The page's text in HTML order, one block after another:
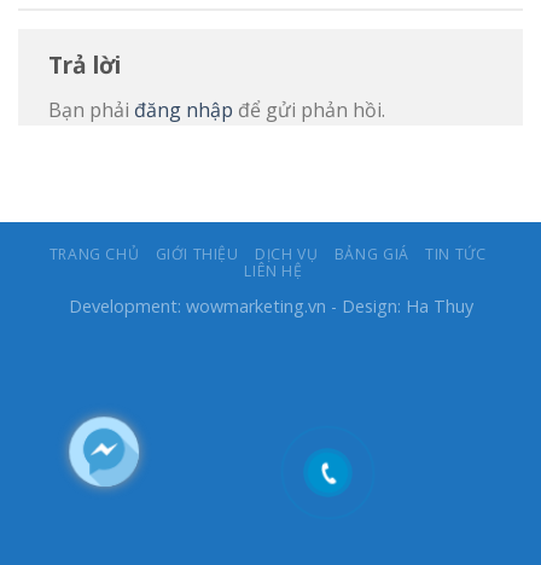
Trả lời
Bạn phải đăng nhập để gửi phản hồi.
TRANG CHỦ GIỚI THIỆU DỊCH VỤ BẢNG GIÁ
TIN TỨC
LIÊN HỆ
Development: wowmarketing.vn - Design: Ha Thuy